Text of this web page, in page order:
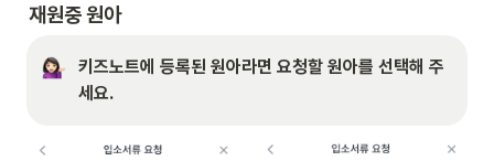
재원중 원아
키즈노트에 등록된 원아라면 요청할 원아를 선택해 주
세요.